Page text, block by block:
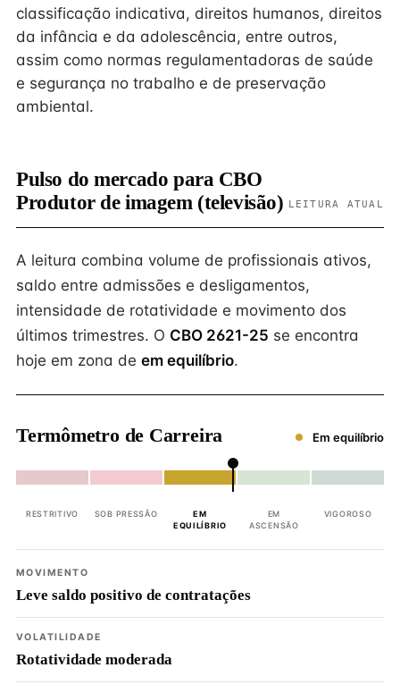
classificação indicativa, direitos humanos, direitos
da infância e da adolescência, entre outros,
assim como normas regulamentadoras de saúde
e segurança no trabalho e de preservação
ambiental.
Pulso do mercado para CBO
Produtor de imagem (televisão) LEITURA ATUAL
A leitura combina volume de profissionais ativos,
saldo entre admissões e desligamentos,
intensidade de rotatividade e movimento dos
últimos trimestres. O CBO 2621-25 se encontra
hoje em zona de em equilíbrio.
Termômetro de Carreira Em equilíbrio
RESTRITIVO SOB PRESSÃO
EM
EQUILÍBRIO
EM
ASCENSÃO
VIGOROSO
MOVIMENTO
Leve saldo positivo de contratações
VOLATILIDADE
Rotatividade moderada